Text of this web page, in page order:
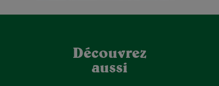
Découvrez
aussi